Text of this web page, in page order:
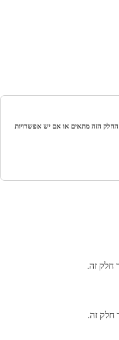
הזה מתאים או אם יש אפשרויות
זה.
זה.